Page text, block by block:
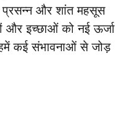
प्रसन्न और शांत महसूस
और इच्छाओं को नई ऊर्जा
कई संभावनाओं से जोड़